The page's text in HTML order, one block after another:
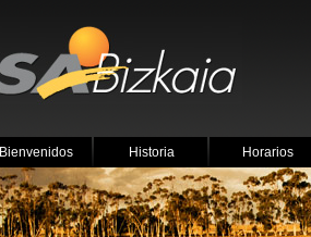
Bienvenidos Historia Horarios